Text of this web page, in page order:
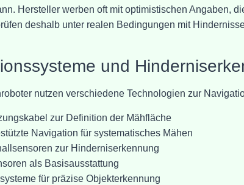
Hersteller werben oft mit optimistischen Angaben,
deshalb unter realen Bedingungen mit
und
nutzen verschiedene Technologien zur
zur Definition der Mähfläche
Navigation für systematisches Mähen
zur Hinderniserkennung
als Basisausstattung
für präzise Objekterkennung